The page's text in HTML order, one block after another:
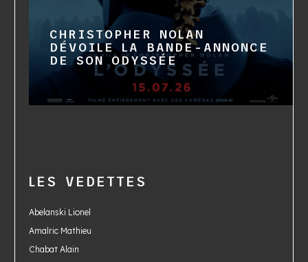
CHRISTOPHER NOLAN
DÉVOILE LA BANDE-ANNONCE
DE SON ODYSSÉE
LES VEDETTES
Abelanski Lionel
Amalric Mathieu
Chabat Alain